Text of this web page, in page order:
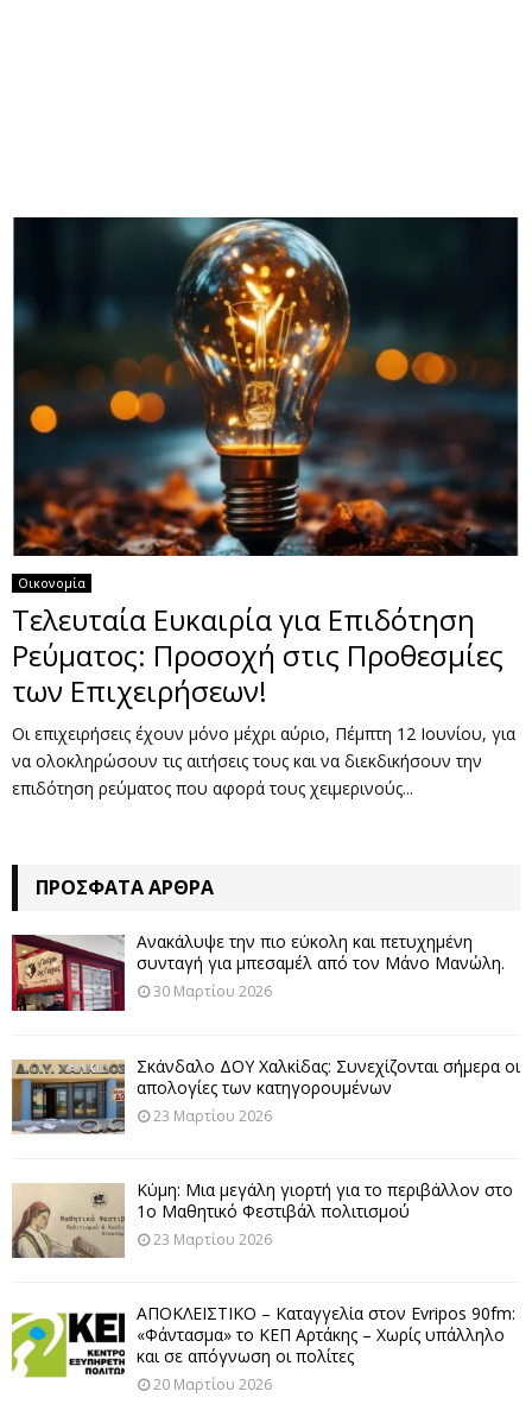
U
Οικονομία
Τελευταία Ευκαιρία για Επιδότηση
Ρεύματος: Προσοχή στις Προθεσμίες
των Επιχειρήσεων!
Οι επιχειρήσεις έχουν μόνο μέχρι αύριο, Πέμπτη 12 Ιουνίου, για
να ολοκληρώσουν τις αιτήσεις τους και να διεκδικήσουν την
επιδότηση ρεύματος που αφορά τους χειμερινούς...
ΠΡΌΣΦΑΤΑ ΆΡΘΡΑ
Ανακάλυψε την πιο εύκολη και πετυχημένη
συνταγή για μπεσαμέλ από τον Μάνο Μανώλη.
30 Μαρτίου 2026
Σκάνδαλο ΔΟΥ Χαλκίδας: Συνεχίζονται σήμερα οι
απολογίες των κατηγορουμένων
23 Μαρτίου 2026
Κύμη: Μια μεγάλη γιορτή για το περιβάλλον στο
1ο Μαθητικό Φεστιβάλ πολιτισμού
23 Μαρτίου 2026
ΑΠΟΚΛΕΙΣΤΙΚΟ – Καταγγελία στον Evripos 90fm:
«Φάντασμα» το ΚΕΠ Αρτάκης – Χωρίς υπάλληλο
και σε απόγνωση οι πολίτες
20 Μαρτίου 2026